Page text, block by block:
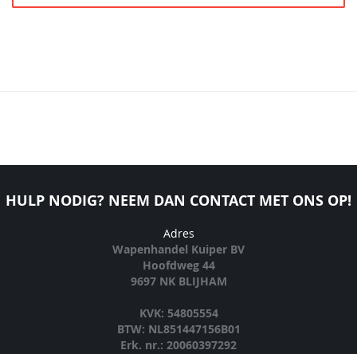
HULP NODIG? NEEM DAN CONTACT MET ONS OP!
Adres
Wapenhandel Kuiper BV
Hoofdweg 44
9697 NK BLIJHAM
KVK: 54805554
BTW: NL851447156B01
Erk. nr.: 20060397292